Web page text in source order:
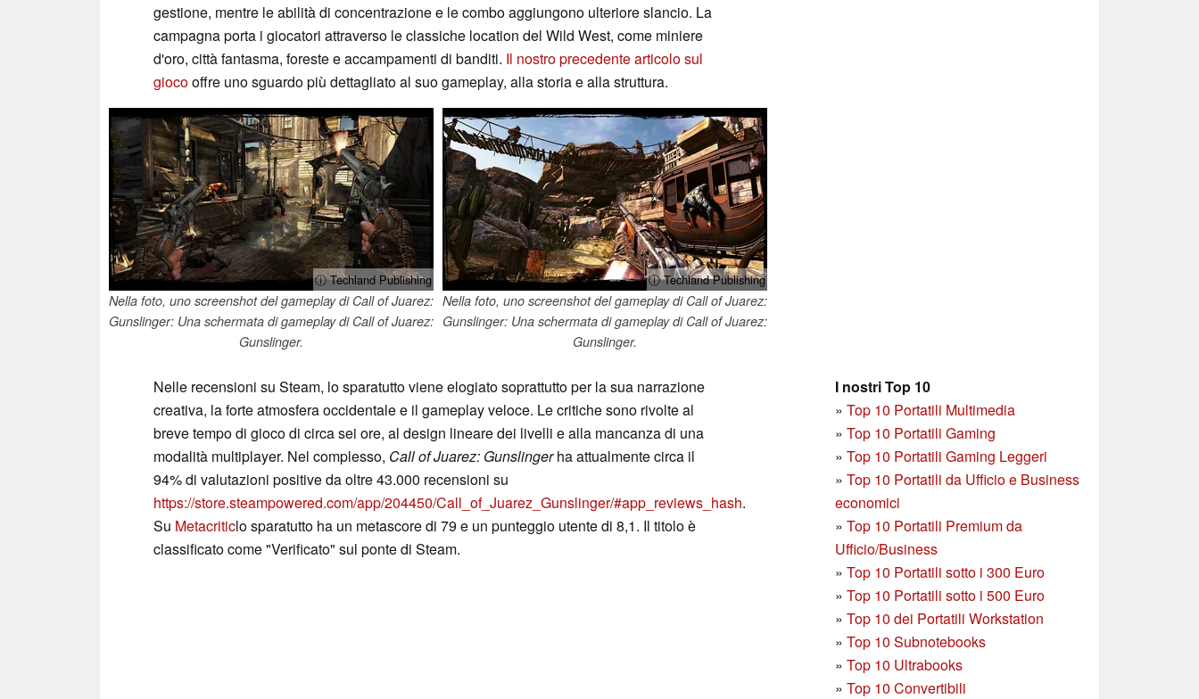
gestione, mentre le abilità di concentrazione e le combo aggiungono ulteriore slancio. La
campagna porta i giocatori attraverso le classiche location del Wild West, come miniere
d'oro, città fantasma, foreste e accampamenti di banditi. Il nostro precedente articolo sul
giocooffre uno sguardo più dettagliato al suo gameplay, alla storia e alla struttura.
ⓘ Techland Publishing
Nella foto, uno screenshot del gameplay di Call of Juarez:
Gunslinger: Una schermata di gameplay di Call of Juarez:
Gunslinger.
ⓘ Techland Publishing
Nella foto, uno screenshot del gameplay di Call of Juarez:
Gunslinger: Una schermata di gameplay di Call of Juarez:
Gunslinger.
I nostri Top 10
» Top 10 Portatili Multimedia
» Top 10 Portatili Gaming
» Top 10 Portatili Gaming Leggeri
» Top 10 Portatili da Ufficio e Business
economici
» Top 10 Portatili Premium da
Ufficio/Business
» Top 10 Portatili sotto i 300 Euro
» Top 10 Portatili sotto i 500 Euro
» Top 10 dei Portatili Workstation
» Top 10 Subnotebooks
» Top 10 Ultrabooks
» Top 10 Convertibili
Nelle recensioni su Steam, lo sparatutto viene elogiato soprattutto per la sua narrazione
creativa, la forte atmosfera occidentale e il gameplay veloce. Le critiche sono rivolte al
breve tempo di gioco di circa sei ore, al design lineare dei livelli e alla mancanza di una
modalità multiplayer. Nel complesso, Call of Juarez: Gunslingerha attualmente circa il
94% di valutazioni positive da oltre 43.000 recensioni su
https://store.steampowered.com/app/204450/Call_of_Juarez_Gunslinger/#app_reviews_hash.
Su Metacriticlo sparatutto ha un metascore di 79 e un punteggio utente di 8,1. Il titolo è
classificato come "Verificato" sul ponte di Steam.